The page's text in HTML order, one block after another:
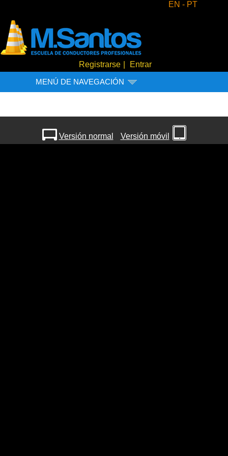
EN - PT
Registrarse
Entrar
MENÚ DE NAVEGACIÓN
Versión normal Versión móvil